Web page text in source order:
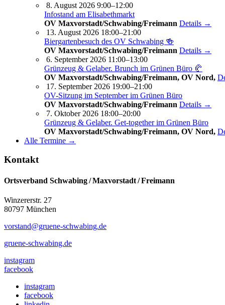
8. August 2026 9:00–12:00
Infostand am Elisabethmarkt
OV Maxvorstadt/Schwabing/Freimann Details →
13. August 2026 18:00–21:00
Biergartenbesuch des OV Schwabing 🍻
OV Maxvorstadt/Schwabing/Freimann Details →
6. September 2026 11:00–13:00
Grünzeug & Gelaber. Brunch im Grünen Büro 🥐
OV Maxvorstadt/Schwabing/Freimann, OV Nord,
17. September 2026 19:00–21:00
OV-Sitzung im September im Grünen Büro
OV Maxvorstadt/Schwabing/Freimann Details →
7. Oktober 2026 18:00–20:00
Grünzeug & Gelaber. Get-to­ge­ther im Grünen Büro
OV Maxvorstadt/Schwabing/Freimann, OV Nord,
Alle Termine →
Kontakt
Ortsverband Schwabing / Maxvorstadt ⁠/ Freimann
Winzererstr. 27
80797 München
vorstand@gruene-schwabing.de
gruene-schwabing.de
instagram
facebook
instagram
facebook